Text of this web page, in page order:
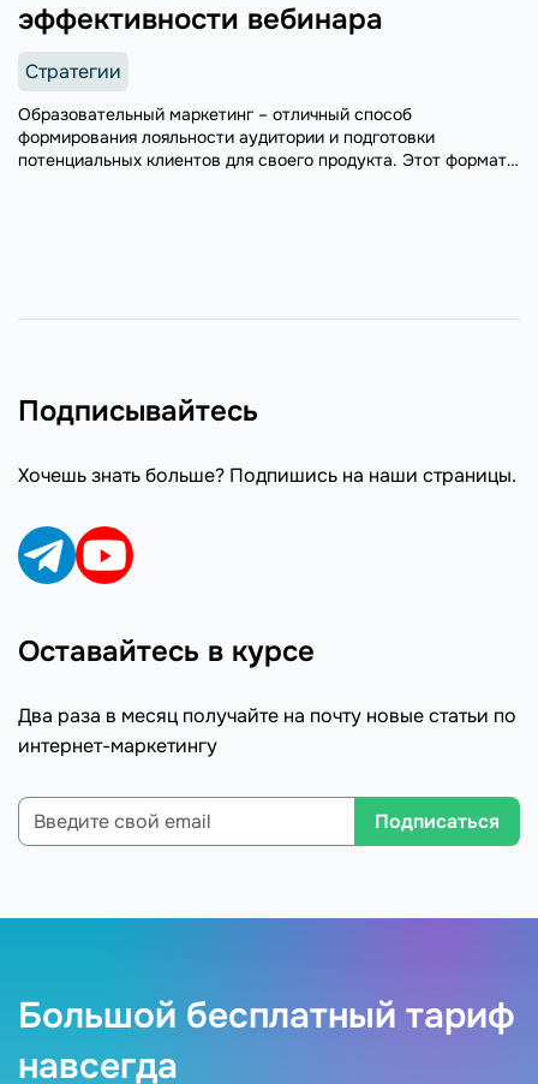
эффективности вебинара
Стратегии
Образовательный маркетинг – отличный способ
формирования лояльности аудитории и подготовки
потенциальных клиентов для своего продукта. Этот формат
Подписывайтесь
Хочешь знать больше? Подпишись на наши страницы.
Оставайтесь в курсе
Два раза в месяц получайте на почту новые статьи по
интернет-маркетингу
Подписаться
Большой бесплатный тариф
навсегда